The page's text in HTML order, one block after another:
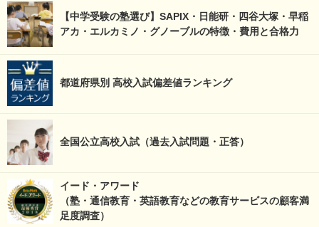
【中学受験の塾選び】SAPIX・日能研・四谷大塚・早稲
アカ・エルカミノ・グノーブルの特徴・費用と合格力
都道府県別 高校入試偏差値ランキング
全国公立高校入試（過去入試問題・正答）
イード・アワード
（塾・通信教育・英語教育などの教育サービスの顧客満
足度調査）